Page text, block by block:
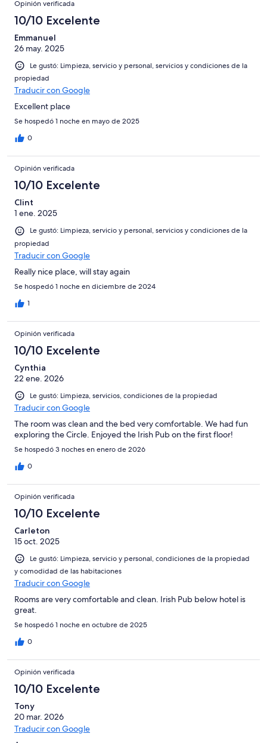
Opinión verificada
10/10 Excelente
Emmanuel
26 may. 2025
Le gustó: Limpieza, servicio y personal, servicios y condiciones de la
propiedad
Traducir con Google
Excellent place
Se hospedó 1 noche en mayo de 2025
0
Opinión verificada
10/10 Excelente
Clint
1 ene. 2025
Le gustó: Limpieza, servicio y personal, servicios y condiciones de la
propiedad
Traducir con Google
Really nice place, will stay again
Se hospedó 1 noche en diciembre de 2024
1
Opinión verificada
10/10 Excelente
Cynthia
22 ene. 2026
Le gustó: Limpieza, servicios, condiciones de la propiedad
Traducir con Google
The room was clean and the bed very comfortable. We had fun
exploring the Circle. Enjoyed the Irish Pub on the first floor!
Se hospedó 3 noches en enero de 2026
0
Opinión verificada
10/10 Excelente
Carleton
15 oct. 2025
Le gustó: Limpieza, servicio y personal, condiciones de la propiedad
y comodidad de las habitaciones
Traducir con Google
Rooms are very comfortable and clean. Irish Pub below hotel is
great.
Se hospedó 1 noche en octubre de 2025
0
Opinión verificada
10/10 Excelente
Tony
20 mar. 2026
Traducir con Google